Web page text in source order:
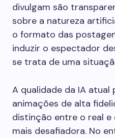
divulgam são
sobre a natureza
o formato das
induzir o espectador
se trata de uma
A qualidade da IA
animações de alta
distinção entre o real e
mais desafiadora. No